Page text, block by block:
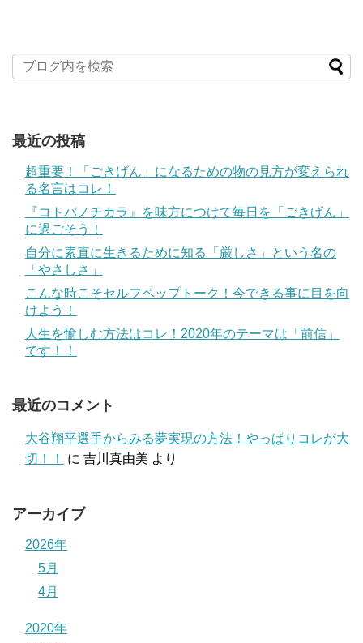
最近の投稿
超重要！「ごきげん」になるための物の見方が変えられ
る名言はコレ！
『コトバノチカラ』を味方につけて毎日を「ごきげん」
に過ごそう！
自分に素直に生きるために知る「厳しさ」という名の
「やさしさ」
こんな時こそセルフペップトーク！今できる事に目を向
けよう！
人生を愉しむ方法はコレ！2020年のテーマは「前信」
です！！
最近のコメント
大谷翔平選手からみる夢実現の方法！やっぱりコレが大
切！！
に 吉川真由美 より
アーカイブ
2026年
5月
4月
2020年